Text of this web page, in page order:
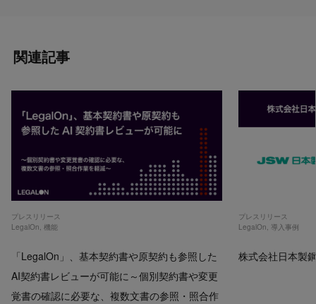
関連記事
プレスリリース
LegalOn,機能
「LegalOn」、基本契約書や原契約も参照した
AI契約書レビューが可能に～個別契約書や変更
覚書の確認に必要な、複数文書の参照・照合作
プレスリリース
LegalOn, 導入事例
株式会社日本製